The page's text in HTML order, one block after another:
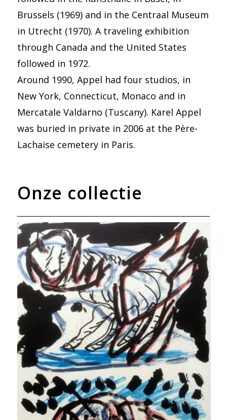
Brussels (1969) and in the Centraal Museum
in Utrecht (1970). A traveling exhibition
through Canada and the United States
followed in 1972.
Around 1990, Appel had four studios, in
New York, Connecticut, Monaco and in
Mercatale Valdarno (Tuscany). Karel Appel
was buried in private in 2006 at the Père-
Lachaise cemetery in Paris.
Onze collectie